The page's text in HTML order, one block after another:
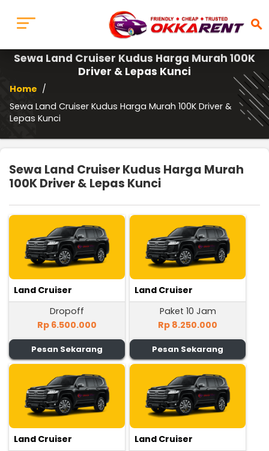
search
Sewa Land Cruiser Kudus Harga Murah 100K
Driver & Lepas Kunci
Home /
Sewa Land Cruiser Kudus Harga Murah 100K Driver &
Lepas Kunci
Sewa Land Cruiser Kudus Harga Murah
100K Driver & Lepas Kunci
Land Cruiser
Dropoff
Rp 6.500.000
Pesan Sekarang
Land Cruiser
Paket 10 Jam
Rp 8.250.000
Pesan Sekarang
Land Cruiser
Land Cruiser